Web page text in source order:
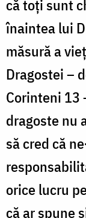
că toți sunt
înaintea lui
măsură a
Dragostei –
Corinteni 13
dragoste nu
să cred că
orice lucru
că ar spune